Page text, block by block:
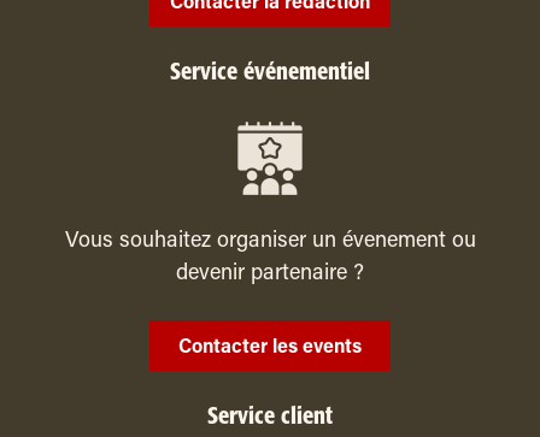
Service événementiel
Vous souhaitez organiser un évenement ou
devenir partenaire ?
Contacter les events
Service client